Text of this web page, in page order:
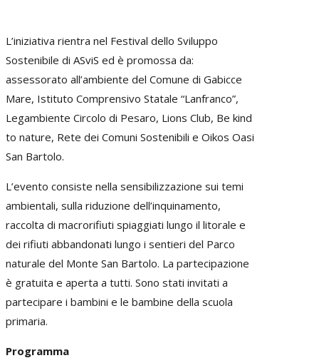
L’iniziativa rientra nel Festival dello Sviluppo
Sostenibile di ASviS ed è promossa da:
assessorato all’ambiente del Comune di Gabicce
Mare, Istituto Comprensivo Statale “Lanfranco”,
Legambiente Circolo di Pesaro, Lions Club, Be kind
to nature, Rete dei Comuni Sostenibili e Oikos Oasi
San Bartolo.
L’evento consiste nella sensibilizzazione sui temi
ambientali, sulla riduzione dell’inquinamento,
raccolta di macrorifiuti spiaggiati lungo il litorale e
dei rifiuti abbandonati lungo i sentieri del Parco
naturale del Monte San Bartolo. La partecipazione
è gratuita e aperta a tutti. Sono stati invitati a
partecipare i bambini e le bambine della scuola
primaria.
Programma